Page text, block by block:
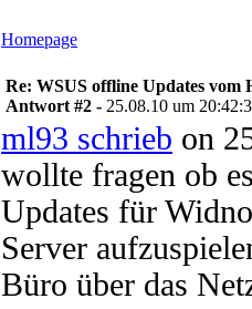
Homepage
Re: WSUS offline Updates vom
Antwort #2 - 25.08.10 um
ml93 schrieb on
wollte fragen ob
Updates für
Server
Büro über das